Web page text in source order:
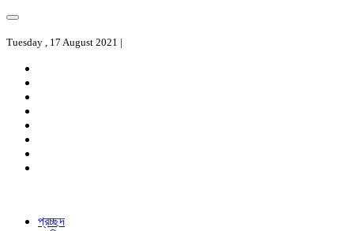
Tuesday , 17 August 2021 |
প্রচ্ছদ